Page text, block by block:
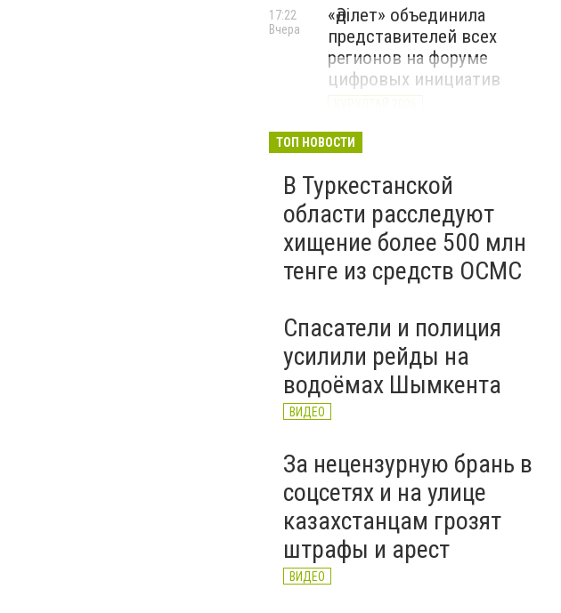
«Әділет» объединила
представителей всех
регионов на форуме
цифровых инициатив
17:22
Вчера
В Казахстане назвали
высокооплачиваемые
вакансии июля
12:15
ТОП НОВОСТИ
В Туркестанской
области расследуют
хищение более 500 млн
тенге из средств ОСМС
Спасатели и полиция
усилили рейды на
водоёмах Шымкента
ВИДЕО
За нецензурную брань в
соцсетях и на улице
казахстанцам грозят
штрафы и арест
ВИДЕО